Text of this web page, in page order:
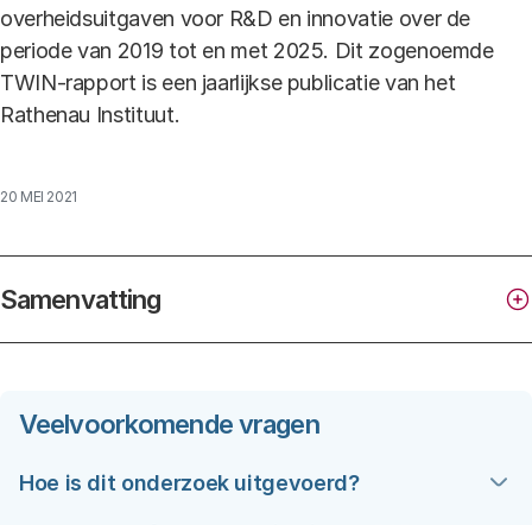
overheidsuitgaven voor R&D en innovatie over de
periode van 2019 tot en met 2025. Dit zogenoemde
TWIN-rapport is een jaarlijkse publicatie van het
Rathenau Instituut.
20 MEI 2021
Samenvatting
Veelvoorkomende vragen
Hoe is dit onderzoek uitgevoerd?